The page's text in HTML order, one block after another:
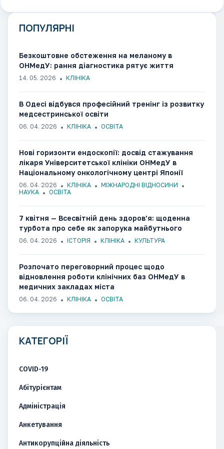
ПОПУЛЯРНІ
Безкоштовне обстеження на меланому в
ОНМедУ: рання діагностика рятує життя​​​​​​​​​​​​​​​​
14. 05. 2026 КЛІНІКА
В Одесі відбувся професійний тренінг із розвитку
медсестринської освіти
06. 04. 2026 КЛІНІКА ОСВІТА
Нові горизонти ендоскопії: досвід стажування
лікаря Університетської клініки ОНМедУ в
Національному онкологічному центрі Японії
06. 04. 2026 КЛІНІКА
МІЖНАРОДНІ ВІДНОСИНИ
НАУКА
ОСВІТА
7 квітня — Всесвітній день здоров’я: щоденна
турбота про себе як запорука майбутнього
06. 04. 2026 ІСТОРІЯ КЛІНІКА КУЛЬТУРА
Розпочато переговорний процес щодо
відновлення роботи клінічних баз ОНМедУ в
медичних закладах міста
06. 04. 2026 КЛІНІКА ОСВІТА
КАТЕГОРІЇ
COVID-19
Абітурієнтам
Адміністрація
Анкетування
Антикорупційна діяльність